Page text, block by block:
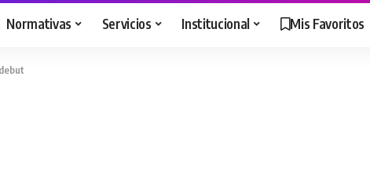
Normativas Servicios Institucional Mis Favoritos